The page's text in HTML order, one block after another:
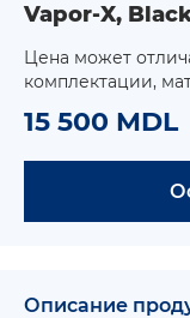
Vapor-X,
Цена может
комплектации,
15 500 MDL
Описание